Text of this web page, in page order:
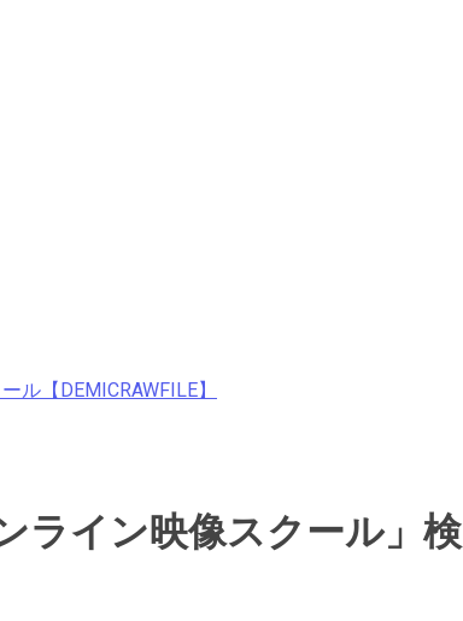
【DEMICRAWFILE】
ライン映像スクール」検